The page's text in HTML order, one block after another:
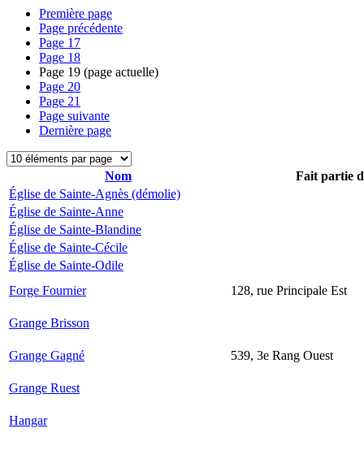
Première page
Page précédente
Page 17
Page 18
Page 19 (page actuelle)
Page 20
Page 21
Page suivante
Dernière page
Nom
Fait partie
Église de Sainte-Agnès (démolie)
Église de Sainte-Anne
Église de Sainte-Blandine
Église de Sainte-Cécile
Église de Sainte-Odile
Forge Fournier
128, rue Principale Est
Grange Brisson
Grange Gagné 539, 3e Rang Ouest
Grange Ruest
Hangar